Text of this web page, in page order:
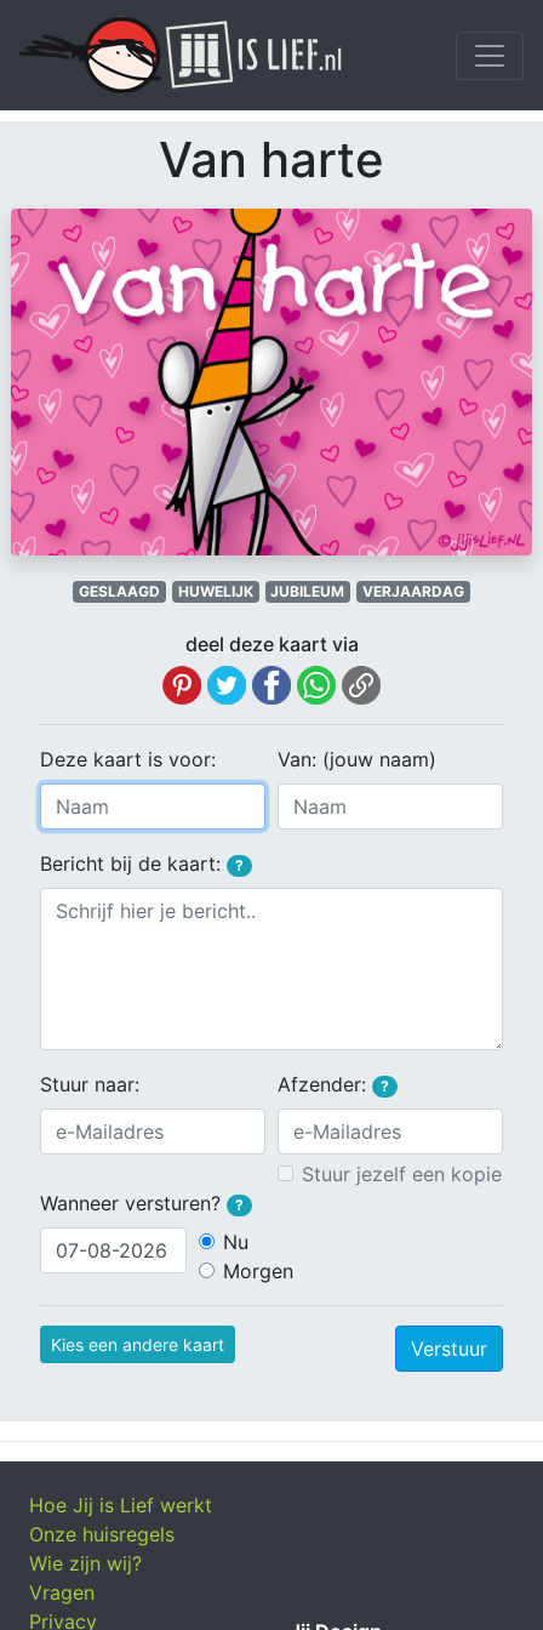
Van harte
GESLAAGD HUWELIJK JUBILEUM VERJAARDAG
deel deze kaart via
Deze kaart is voor: Van: (jouw naam)
Bericht bij de kaart: ?
Stuur naar: Afzender: ?
Stuur jezelf een kopie
Wanneer versturen?
?
Nu
Morgen
Kies een andere kaart Verstuur
Hoe Jij is Lief werkt
Onze huisregels
Wie zijn wij?
Vragen
Privacy